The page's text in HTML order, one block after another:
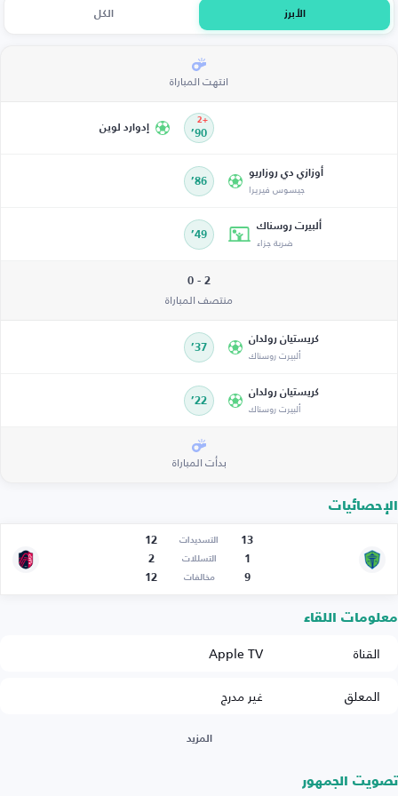
الأبرز الكل
انتهت المباراة
90’
+2
إدوارد لوين
أوزازي دي روزاريو
جيسوس فيريرا 86’
ألبيرت روسناك
ضربة جزاء 49’
2 - 0
منتصف المباراة
كريستيان رولدان
ألبيرت روسناك 37’
كريستيان رولدان
ألبيرت روسناك 22’
بدأت المباراة
الإحصائيات
13 التسديدات
12
1
التسللات
2
9
مخالفات 12
معلومات اللقاء
القناة
Apple TV
المعلق
غير مدرج
المزيد
تصويت الجمهور